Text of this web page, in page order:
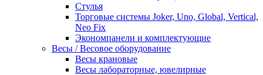
Стулья
Торговые системы Joker, Uno, Global, Vertical,
Neo Fix
Экономпанели и комплектующие
Весы / Весовое оборудование
Весы крановые
Весы лабораторные, ювелирные